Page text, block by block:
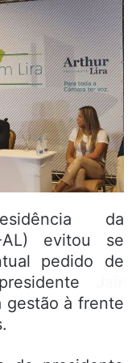
da
AL) evitou se
pedido de
gestão à frente